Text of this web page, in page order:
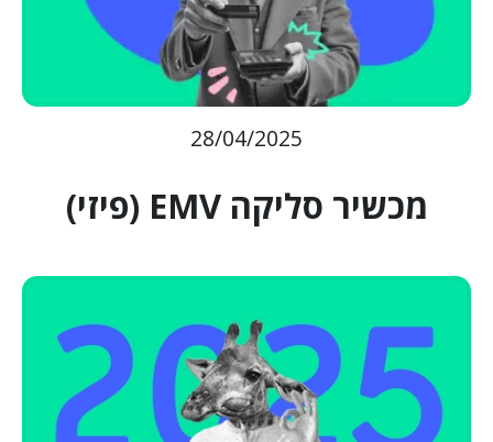
28/04/2025
מכשיר סליקה EMV (פיזי)